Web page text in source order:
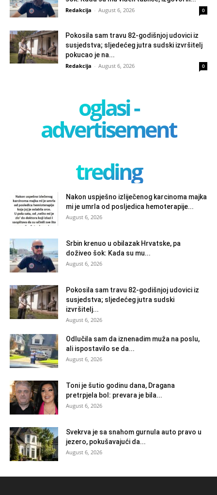
Redakcija - August 6, 2026 0
Pokosila sam travu 82-godišnjoj udovici iz
susjedstva; sljedećeg jutra sudski izvršitelj
pokucao je na...
Redakcija - August 6, 2026 0
oglasi -
advertisement
treding
Nakon uspješno izliječenog karcinoma majka
mi je umrla od posljedica hemoterapije...
August 6, 2026
Srbin krenuo u obilazak Hrvatske, pa
doživeo šok: Kada su mu...
August 6, 2026
Pokosila sam travu 82-godišnjoj udovici iz
susjedstva; sljedećeg jutra sudski
izvršitelj...
August 6, 2026
Odlučila sam da iznenadim muža na poslu,
ali ispostavilo se da...
August 6, 2026
Toni je šutio godinu dana, Dragana
pretrpjela bol: prevara je bila...
August 6, 2026
Svekrva je sa snahom gurnula auto pravo u
jezero, pokušavajući da...
August 6, 2026